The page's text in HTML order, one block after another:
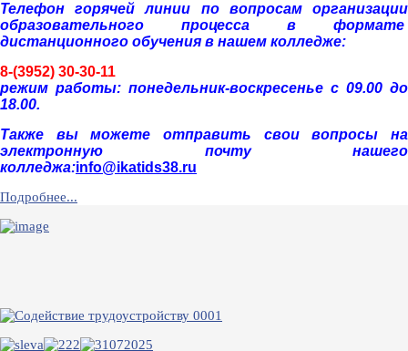
Телефон горячей линии по вопросам организации
образовательного процесса в формате
дистанционного обучения в нашем колледже:
8-(3952) 30-30-11
режим работы: понедельник-воскресенье с 09.00 до
18.00.
Также вы можете отправить свои вопросы на
электронную почту нашего
колледжа:info@ikatids38.ru
Подробнее...